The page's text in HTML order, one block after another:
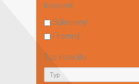
Inzerent:
Súkromný
Firemný
Typ inzerátu